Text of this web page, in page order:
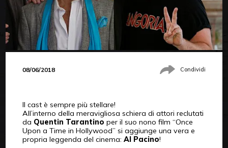
08/06/2018 Condividi
Il cast è sempre più stellare!
All’interno della meravigliosa schiera di attori reclutati
da Quentin Tarantino per il suo nono film “Once
Upon a Time in Hollywood” si aggiunge una vera e
propria leggenda del cinema: Al Pacino!